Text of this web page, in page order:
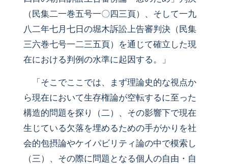
（民集二一巻五号一〇四三頁）、そして一九
八二年七月七日の堀木訴訟上告審判決（民集
三六巻七号一二三五頁）を通じて確立した現
在における判例の水準に起因する。」
「そこでここでは、まず理論史的な視点か
ら現在において生存権論が空転するに至った
構造的問題を探り（二）、その影響下で現在
生じている欠落を埋めるための手がかりを社
会的包摂論やケイパビリティ論の中で模索し
（三）、その際に問題となる個人の自由・自